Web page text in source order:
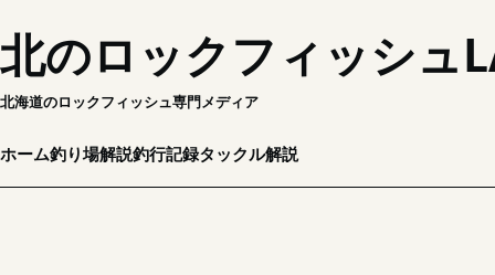
北のロックフィッシュ
北海道のロックフィッシュ専門メディア
ホーム釣り場解説釣行記録タックル解説